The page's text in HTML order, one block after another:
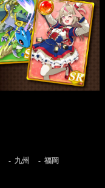
九州 福岡